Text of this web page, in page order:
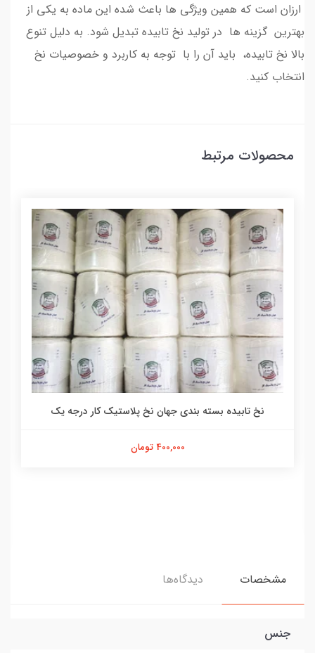
ارزان است که همین ویژگی ها باعث شده این ماده به یکی از
بهترین گزینه ها در تولید نخ تابیده تبدیل شود. به دلیل تنوع
بالا نخ تابیده، باید آن را با توجه به کاربرد و خصوصیات نخ
انتخاب کنید.
محصولات مرتبط
نخ تابیده بسته بندی جهان نخ پلاستیک کار درجه یک
400,000 تومان
مشخصات دیدگاه‌ها
جنس